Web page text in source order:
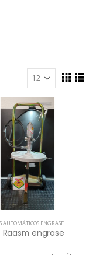
AUTOMÁTICOS ENGRASE
Raasm engrase